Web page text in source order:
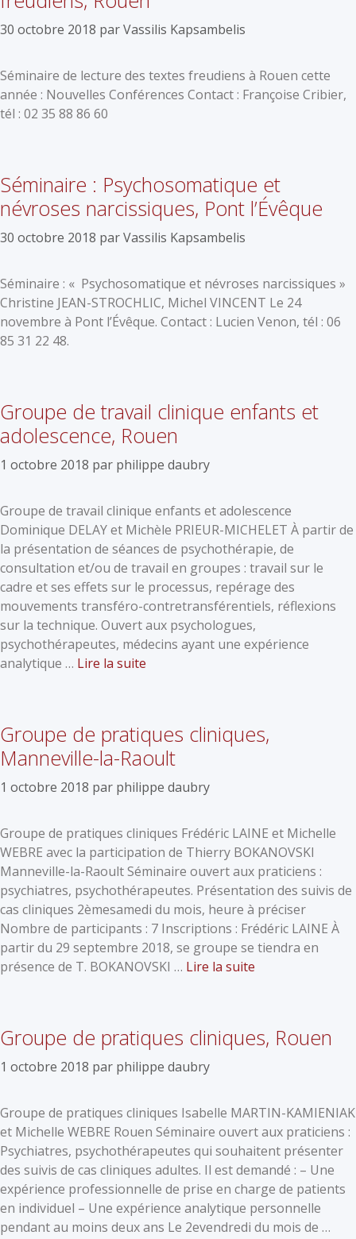
30 octobre 2018 parVassilis Kapsambelis
Séminaire de lecture des textes freudiens à Rouen cette
année : Nouvelles Conférences Contact : Françoise Cribier,
tél : 02 35 88 86 60
Séminaire : Psychosomatique et
névroses narcissiques, Pont l’Évêque
30 octobre 2018 parVassilis Kapsambelis
Séminaire : « Psychosomatique et névroses narcissiques »
Christine JEAN-STROCHLIC, Michel VINCENT Le 24
novembre à Pont l’Évêque. Contact : Lucien Venon, tél : 06
85 31 22 48.
Groupe de travail clinique enfants et
adolescence, Rouen
1 octobre 2018 par philippe daubry
Groupe de travail clinique enfants et adolescence
Dominique DELAY et Michèle PRIEUR-MICHELET À partir de
la présentation de séances de psychothérapie, de
consultation et/ou de travail en groupes : travail sur le
cadre et ses effets sur le processus, repérage des
mouvements transféro-contretransférentiels, réflexions
sur la technique. Ouvert aux psychologues,
psychothérapeutes, médecins ayant une expérience
analytique … Lire la suite
Groupe de pratiques cliniques,
Manneville-la-Raoult
1 octobre 2018 par philippe daubry
Groupe de pratiques cliniques Frédéric LAINE et Michelle
WEBRE avec la participation de Thierry BOKANOVSKI
Manneville-la-Raoult Séminaire ouvert aux praticiens :
psychiatres, psychothérapeutes. Présentation des suivis de
cas cliniques 2èmesamedi du mois, heure à préciser
Nombre de participants : 7 Inscriptions : Frédéric LAINE À
partir du 29 septembre 2018, se groupe se tiendra en
présence de T. BOKANOVSKI … Lire la suite
Groupe de pratiques cliniques, Rouen
1 octobre 2018 par philippe daubry
Groupe de pratiques cliniques Isabelle MARTIN-KAMIENIAK
et Michelle WEBRE Rouen Séminaire ouvert aux praticiens :
Psychiatres, psychothérapeutes qui souhaitent présenter
des suivis de cas cliniques adultes. Il est demandé : – Une
expérience professionnelle de prise en charge de patients
en individuel – Une expérience analytique personnelle
pendant au moins deux ans Le 2evendredi du mois de …